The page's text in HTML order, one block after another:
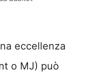
eccellenza
o MJ) può